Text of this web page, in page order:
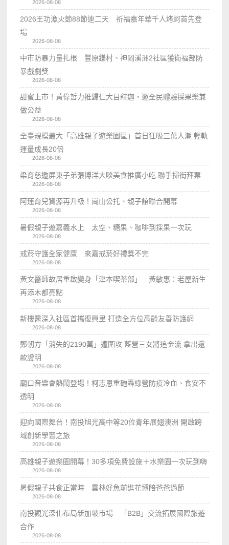
2026-08-08
2026王功漁火節88節連二天 祈福嘉年華千人烤蚵首先登
場
2026-08-08
中市防暴力量扎根 豐原鎌村、神岡溪洲2社區獲衛福部防
暴戲劇獎
2026-08-08
甜蜜上市！黃偉哲力推歸仁大目釋迦，邀全民體驗採果樂兼
做公益
2026-08-08
全臺規模最大「高雄親子遊樂園區」首日狂吸三萬人潮 輕軌
運量成長20倍
2026-08-08
梁育慈邀屏東子弟張博洋大啖美食推廣小吃 聯手掃街拜票
2026-08-08
阿蓮育兒資源再升級！崗山公托、親子館聯合開幕
2026-08-08
暑假親子遊嘉義水上 太空、糖果、咖啡到採果一次玩
2026-08-08
戒菸守護全家健康 來嘉戒菸好禮獎不完
2026-08-08
黃文醫師故居重啟變身「津本喫茶部」 黃敏惠：老屋新生
再添木都亮點
2026-08-08
新樓醫深入社區首攜復興里 打造全方位高齡友善防護網
2026-08-08
鄭朝方「消失的2190萬」遭圍攻 藍營三女將追金流 拿出還
款證明
2026-08-08
廟口音樂會熱鬧登場！柯志恩重砲轟綠營防疫冷血、食安不
透明
2026-08-08
迎向國際舞台！南投旭光高中等20位青年展翅澳洲 開啟跨
域創新學習之旅
2026-08-08
高雄親子遊樂園開幕！30多項免費設施＋水樂園一次玩到嗨
2026-08-08
暑假親子共食正當時 雲林好魚前進花博陪爸爸過節
2026-08-08
南投觀光深化布局新加坡市場 「B2B」交流拓展國際旅遊
合作
2026-08-08